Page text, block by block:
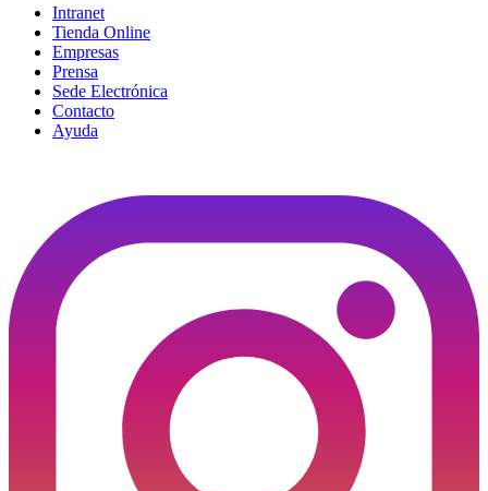
Intranet
Tienda Online
Empresas
Prensa
Sede Electrónica
Contacto
Ayuda